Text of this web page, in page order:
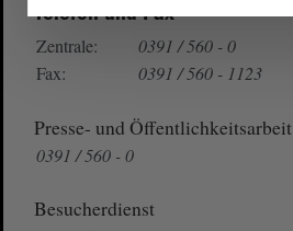
Telefon und Fax
Zentrale:
0391 / 560 - 0
Fax:
0391 / 560 - 1123
Presse- und Öffentlichkeitsarbeit
0391 / 560 - 0
Besucherdienst